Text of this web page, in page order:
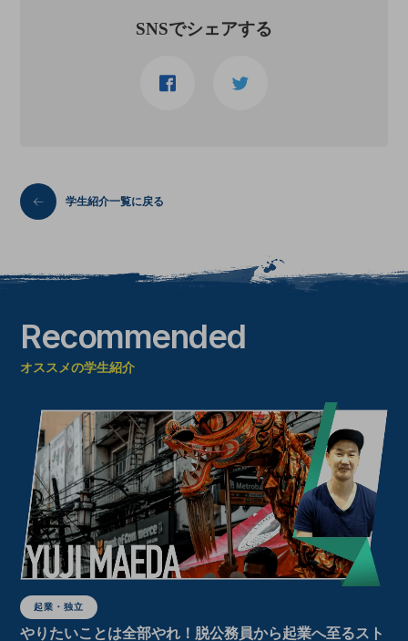
SNSでシェアする
学生紹介一覧に戻る
Recommended
オススメの学生紹介
起業・独立
やりたいことは全部やれ！脱公務員から起業へ至るスト